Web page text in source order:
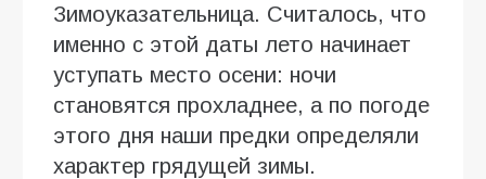
Зимоуказательница. Считалось, что
именно с этой даты лето начинает
уступать место осени: ночи
становятся прохладнее, а по погоде
этого дня наши предки определяли
характер грядущей зимы.